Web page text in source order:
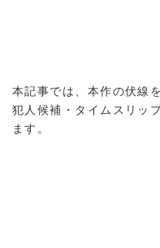
本記事では、本作の伏線
犯人候補・タイムスリッ
ます。